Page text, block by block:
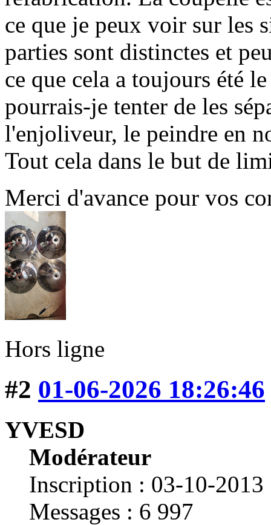
ce que je peux voir sur les
parties sont distinctes et
ce que cela a toujours été
pourrais-je tenter de les
l'enjoliveur, le peindre en
Tout cela dans le but de
Merci d'avance pour vos
Hors ligne
#2 01-06-2026 18:26:46
YVESD
Modérateur
Inscription : 03-10-2013
Messages : 6 997